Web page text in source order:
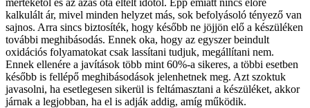
kalkulált ár, mivel minden helyzet más, sok befolyásoló tényező van
sajnos. Arra sincs biztosíték, hogy később ne jöjjön elő a készüléken
további meghibásodás. Ennek oka, hogy az egyszer beindult
oxidációs folyamatokat csak lassítani tudjuk, megállítani nem.
Ennek ellenére a javítások több mint 60%-a sikeres, a többi esetben
később is fellépő meghibásodások jelenhetnek meg. Azt szoktuk
javasolni, ha esetlegesen sikerül is feltámasztani a készüléket, akkor
járnak a legjobban, ha el is adják addig, amíg működik.